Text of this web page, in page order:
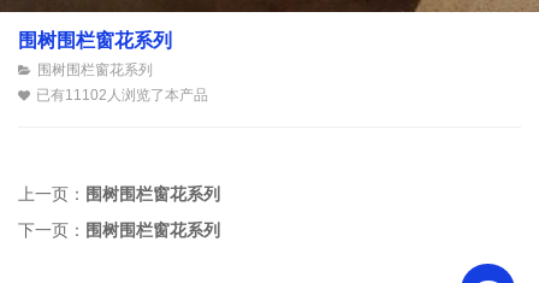
围树围栏窗花系列
围树围栏窗花系列
已有11102人浏览了本产品
上一页： 围树围栏窗花系列
下一页： 围树围栏窗花系列